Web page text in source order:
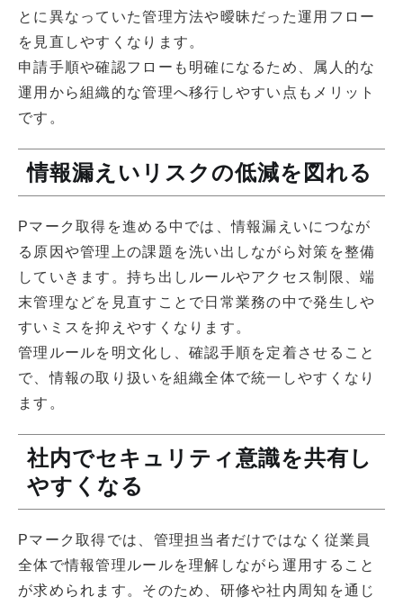
とに異なっていた管理方法や曖昧だった運用フロー
を見直しやすくなります。
申請手順や確認フローも明確になるため、属人的な
運用から組織的な管理へ移行しやすい点もメリット
です。
情報漏えいリスクの低減を図れる
Pマーク取得を進める中では、情報漏えいにつなが
る原因や管理上の課題を洗い出しながら対策を整備
していきます。持ち出しルールやアクセス制限、端
末管理などを見直すことで日常業務の中で発生しや
すいミスを抑えやすくなります。
管理ルールを明文化し、確認手順を定着させること
で、情報の取り扱いを組織全体で統一しやすくなり
ます。
社内でセキュリティ意識を共有し
やすくなる
Pマーク取得では、管理担当者だけではなく従業員
全体で情報管理ルールを理解しながら運用すること
が求められます。そのため、研修や社内周知を通じ